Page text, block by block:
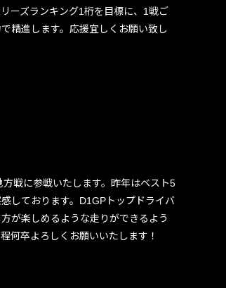
ーズランキング1桁を目標に、1戦ご
精進します。応援宜しくお願い致し
戦に参戦いたします。昨年はベスト5
しております。D1GPトップドライバ
が楽しめるような走りができるよう
何卒よろしくお願いいたします！